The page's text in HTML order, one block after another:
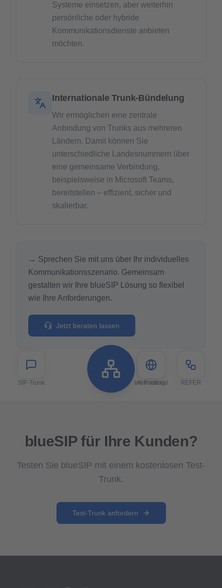
Systeme einsetzen, aber weiterhin
persönliche oder hybride
Kommunikationsdienste anbieten
möchten.
Internationale Trunk-Bündelung
Wir ermöglichen eine zentrale
Anbindung von Trunks aus mehreren
Ländern. Damit können Sie
unterschiedliche Landesnummern über
eine gemeinsame Verbindung,
beispielsweise in Microsoft Teams,
bereitstellen – effizient, sicher und
skalierbar.
→ Sprechen Sie mit uns über Ihr individuelles
Kommunikationsszenario. Gemeinsam
gestalten wir Ihre blueSIP Lösung so flexibel
wie Ihre Anforderungen.
Jetzt beraten lassen
AI Routing
International
SIP-Trunk REFER
blueSIP für Ihre Kunden?
Testen Sie blueSIP mit einem kostenlosen Test-
Trunk.
Test-Trunk anfordern